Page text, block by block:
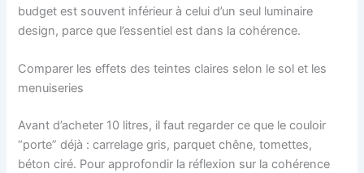
budget est souvent inférieur à celui d’un seul luminaire
design, parce que l’essentiel est dans la cohérence.
Comparer les effets des teintes claires selon le sol et les
menuiseries
Avant d’acheter 10 litres, il faut regarder ce que le couloir
“porte” déjà : carrelage gris, parquet chêne, tomettes,
béton ciré. Pour approfondir la réflexion sur la cohérence